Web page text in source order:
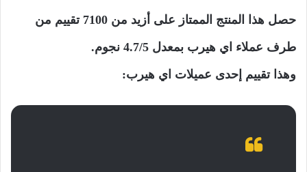
حصل هذا المنتج الممتاز على أزيد من 7100 تقييم من
طرف عملاء اي هيرب بمعدل 4.7/5 نجوم.
وهذا تقييم إحدى عميلات اي هيرب: